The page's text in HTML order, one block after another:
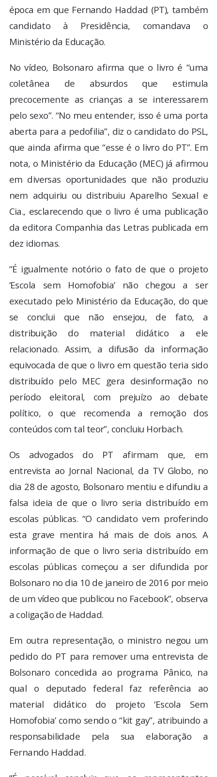
época em que Fernando Haddad (PT), também
candidato à Presidência, comandava o
Ministério da Educação.
No vídeo, Bolsonaro afirma que o livro é “uma
coletânea de absurdos que estimula
precocemente as crianças a se interessarem
pelo sexo”. “No meu entender, isso é uma porta
aberta para a pedofilia”, diz o candidato do PSL,
que ainda afirma que “esse é o livro do PT”. Em
nota, o Ministério da Educação (MEC) já afirmou
em diversas oportunidades que não produziu
nem adquiriu ou distribuiu Aparelho Sexual e
Cia., esclarecendo que o livro é uma publicação
da editora Companhia das Letras publicada em
dez idiomas.
“É igualmente notório o fato de que o projeto
‘Escola sem Homofobia’ não chegou a ser
executado pelo Ministério da Educação, do que
se conclui que não ensejou, de fato, a
distribuição do material didático a ele
relacionado. Assim, a difusão da informação
equivocada de que o livro em questão teria sido
distribuído pelo MEC gera desinformação no
período eleitoral, com prejuízo ao debate
político, o que recomenda a remoção dos
conteúdos com tal teor”, concluiu Horbach.
Os advogados do PT afirmam que, em
entrevista ao Jornal Nacional, da TV Globo, no
dia 28 de agosto, Bolsonaro mentiu e difundiu a
falsa ideia de que o livro seria distribuído em
escolas públicas. “O candidato vem proferindo
esta grave mentira há mais de dois anos. A
informação de que o livro seria distribuído em
escolas públicas começou a ser difundida por
Bolsonaro no dia 10 de janeiro de 2016 por meio
de um vídeo que publicou no Facebook”, observa
a coligação de Haddad.
Em outra representação, o ministro negou um
pedido do PT para remover uma entrevista de
Bolsonaro concedida ao programa Pânico, na
qual o deputado federal faz referência ao
material didático do projeto ‘Escola Sem
Homofobia’ como sendo o “kit gay”, atribuindo a
responsabilidade pela sua elaboração a
Fernando Haddad.